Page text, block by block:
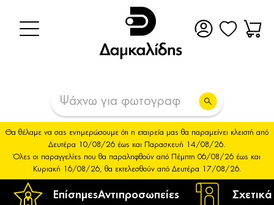
ΕπίσημεςΑντιπροσωπείες
Θα θέλαμε να σας ενημερώσουμε ότι η εταιρεία μας θα παραμείνει κλειστή από
Δευτέρα 10/08/26 έως και Παρασκευή 14/08/26.
Όλες οι παραγγελίες που θα παραληφθούν από Πέμπτη 06/08/26 έως και
Κυριακή 16/08/26, θα εκτελεσθούν από Δευτέρα 17/08/26.